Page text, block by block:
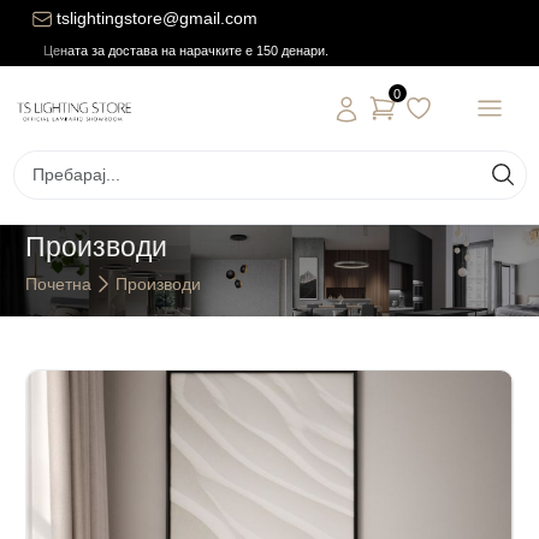
tslightingstore@gmail.com
Цената за достава на нарачките е 150 денари.
0
Производи
Почетна Производи